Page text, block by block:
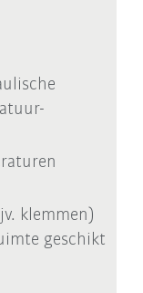
klemmen)
geschikt